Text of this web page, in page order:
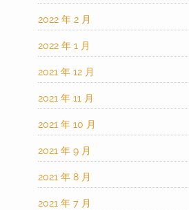
2022 年 2 月
2022 年 1 月
2021 年 12 月
2021 年 11 月
2021 年 10 月
2021 年 9 月
2021 年 8 月
2021 年 7 月